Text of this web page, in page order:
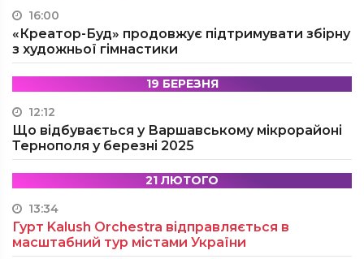
16:00
«Креатор-Буд» продовжує підтримувати збірну
з художньої гімнастики
19 БЕРЕЗНЯ
12:12
Що відбувається у Варшавському мікрорайоні
Тернополя у березні 2025
21 ЛЮТОГО
13:34
Гурт Kalush Orchestra відправляється в
масштабний тур містами України